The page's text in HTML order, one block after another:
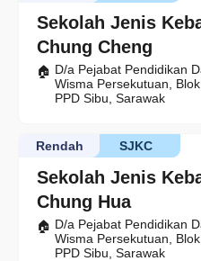
Sekolah Jenis
Chung Cheng
D/a Pejabat Pendidikan
Wisma Persekutuan,
PPD Sibu, Sarawak
Sekolah Jenis
Chung Hua
SJKC
Rendah
D/a Pejabat Pendidikan
Wisma Persekutuan,
PPD Sibu, Sarawak